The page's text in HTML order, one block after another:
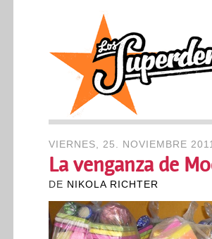
VIERNES, 25. NOVIEMBRE
La venganza de
DE NIKOLA RICHTER